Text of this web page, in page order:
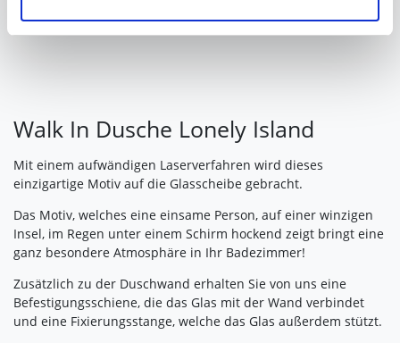
Ihre Einwilligung können Sie jederzeit mit Wirkung für die
Zukunft widerrufen. Am einfachsten ist es, wenn Sie dazu
Walk In Dusche Lonely Island
Mit einem aufwändigen Laserverfahren wird dieses
einzigartige Motiv auf die Glasscheibe gebracht.
Das Motiv, welches eine einsame Person, auf einer winzigen
Insel, im Regen unter einem Schirm hockend zeigt bringt eine
ganz besondere Atmosphäre in Ihr Badezimmer!
Zusätzlich zu der Duschwand erhalten Sie von uns eine
Befestigungsschiene, die das Glas mit der Wand verbindet
und eine Fixierungsstange, welche das Glas außerdem stützt.